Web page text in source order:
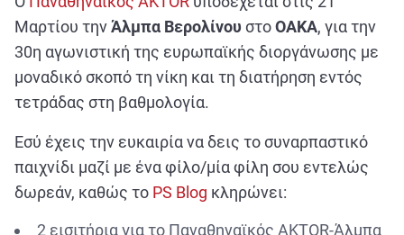
ΑΘΛΗΤΙΚΕΣ ΜΕΤΑΔΟΣΕΙΣ
Εξυπηρέτηση Πελατών
Μαρτίου τηνΆλμπα Βερολίνου στοΟΑΚΑ, για την
30η αγωνιστική της ευρωπαϊκής διοργάνωσης με
μοναδικό σκοπό τη νίκη και τη διατήρηση εντός
τετράδας στη βαθμολογία.
Εσύ έχεις την ευκαιρία να δεις το συναρπαστικό
παιχνίδι μαζί με ένα φίλο/μία φίλη σου εντελώς
δωρεάν, καθώς το PS Blog κληρώνει:
2 εισιτήρια για το Παναθηναϊκός AKTOR-Άλμπα